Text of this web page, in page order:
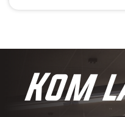
Kom